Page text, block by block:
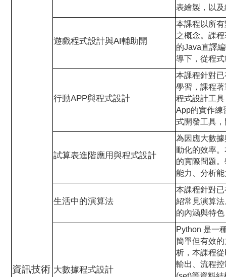
資訊技術
表繪製，以
遊戲程式設計與AI輔助開
本課程以所
之概念。課
的Java直譯
導下，從程
行動APP與程式設計
本課程針對
學習，課程
程式設計工
App的實作練
式開發工具
試算表進階應用與程式設計
為因應大數
動化的效率
的實際問題
能力、分析
生活中的演算法
本課程針對
紹常見演算
的內涵與特
大數據程式設計
Python 是一
簡單但有效
析，本課程
輸出、流程